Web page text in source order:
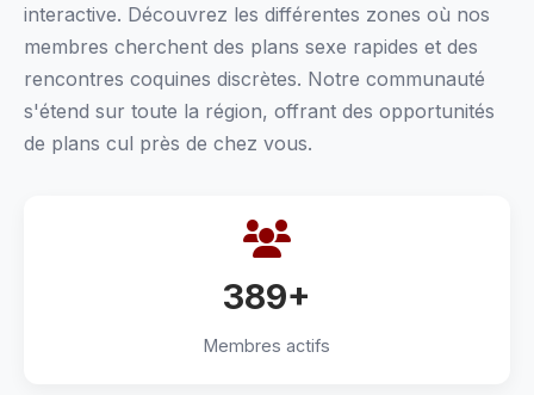
interactive. Découvrez les différentes zones où nos
membres cherchent des plans sexe rapides et des
rencontres coquines discrètes. Notre communauté
s'étend sur toute la région, offrant des opportunités
de plans cul près de chez vous.
389+
Membres actifs